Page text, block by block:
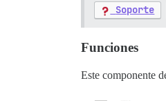
Soporte
Funciones
Este componente